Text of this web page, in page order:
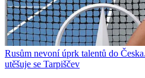
Rusům nevoní úprk talentů do
utěšuje se Tarpiščev